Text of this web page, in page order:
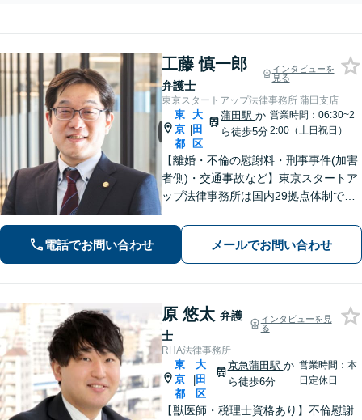
工藤 慎一郎
弁護士
インタビューを
見る
東京スタートアップ法律事務所 蒲田支店
東
京
都
|
大
田
区
蒲田駅か
ら徒歩5分
営業時間：06:30~2
2:00（土日祝日）
【離婚・不倫の慰謝料・刑事事件(加害
者側)・交通事故など】東京スタートア
ップ法律事務所は国内29拠点体制で全
対応(法律相談は完全予約制)】各分野で
専門性の高い弁護士が寄り添い解決を
サポートします。
電話でお問い合わせ メールでお問い合わせ
原 悠太 弁護
士
インタビューを見
る
RHA法律事務所
東
京
都
|
大
田
区
京急蒲田駅 か
ら徒歩6分
営業時間：本
日定休日
【獣医師・税理士資格あり】不倫慰謝